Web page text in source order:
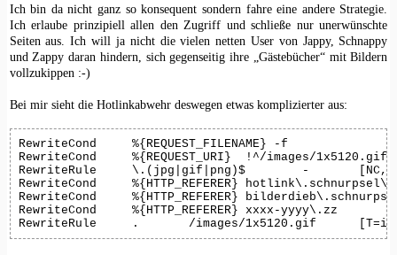
Ich bin da nicht ganz so konsequent sondern fahre eine andere Strategie.
Ich erlaube prinzipiell allen den Zugriff und schließe nur unerwünschte
Seiten aus. Ich will ja nicht die vielen netten User von Jappy, Schnappy
und Zappy daran hindern, sich gegenseitig ihre „Gästebücher“ mit Bildern
vollzukippen :-)
Bei mir sieht die Hotlinkabwehr deswegen etwas komplizierter aus:
RewriteCond	%{REQUEST_FILENAME} -f
RewriteCond	%{REQUEST_URI}	!^/images/1x5120.gif$
RewriteRule	\.(jpg|gif|png)$	-	[NC,C]
RewriteCond	%{HTTP_REFERER}	hotlink\.schnurpsel\.de [NC,OR]
RewriteCond	%{HTTP_REFERER}	bilderdieb\.schnurpsel\.de [NC,OR]
RewriteCond	%{HTTP_REFERER}	xxxx-yyyy\.zz
RewriteRule	.